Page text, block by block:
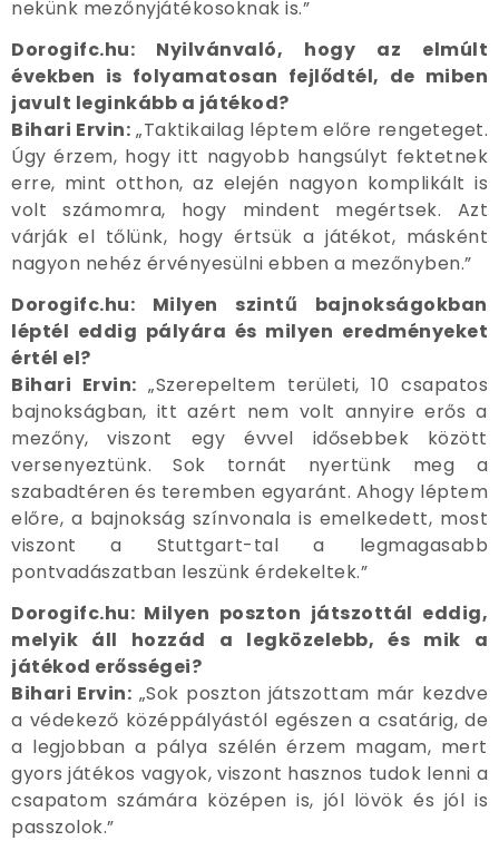
nekünk mezőnyjátékosoknak is.”
Dorogifc.hu: Nyilvánvaló, hogy az elmúlt
években is folyamatosan fejlődtél, de miben
javult leginkább a játékod?
Bihari Ervin: „Taktikailag léptem előre rengeteget.
Úgy érzem, hogy itt nagyobb hangsúlyt fektetnek
erre, mint otthon, az elején nagyon komplikált is
volt számomra, hogy mindent megértsek. Azt
várják el tőlünk, hogy értsük a játékot, másként
nagyon nehéz érvényesülni ebben a mezőnyben.”
Dorogifc.hu: Milyen szintű bajnokságokban
léptél eddig pályára és milyen eredményeket
értél el?
Bihari Ervin: „Szerepeltem területi, 10 csapatos
bajnokságban, itt azért nem volt annyire erős a
mezőny, viszont egy évvel idősebbek között
versenyeztünk. Sok tornát nyertünk meg a
szabadtéren és teremben egyaránt. Ahogy léptem
előre, a bajnokság színvonala is emelkedett, most
viszont a Stuttgart-tal a legmagasabb
pontvadászatban leszünk érdekeltek.”
Dorogifc.hu: Milyen poszton játszottál eddig,
melyik áll hozzád a legközelebb, és mik a
játékod erősségei?
Bihari Ervin: „Sok poszton játszottam már kezdve
a védekező középpályástól egészen a csatárig, de
a legjobban a pálya szélén érzem magam, mert
gyors játékos vagyok, viszont hasznos tudok lenni a
csapatom számára középen is, jól lövök és jól is
passzolok.”